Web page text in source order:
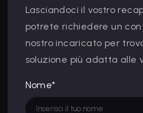
Lasciandoci il vostro
potrete richiedere un
nostro incaricato per
soluzione più adatta alle
Nome*